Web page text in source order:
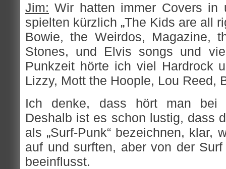
Jim: Wir hatten immer Covers in
spielten kürzlich „The Kids are all
Bowie, the Weirdos, Magazine,
Stones, und Elvis songs und
Punkzeit hörte ich viel Hardrock
Lizzy, Mott the Hoople, Lou Reed,
Ich denke, dass hört man bei
Deshalb ist es schon lustig, dass
als „Surf-Punk“ bezeichnen, klar,
auf und surften, aber von der
beeinflusst.